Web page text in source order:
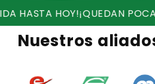
HOY!¡QUEDAN POCAS
Nuestros